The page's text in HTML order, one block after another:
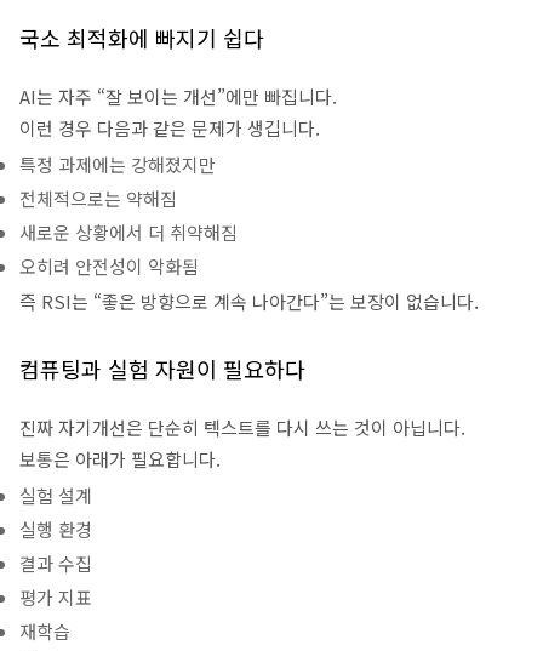
국소 최적화에 빠지기 쉽다
AI는 자주 “잘 보이는 개선”에만 빠집니다.
이런 경우 다음과 같은 문제가 생깁니다.
특정 과제에는 강해졌지만
전체적으로는 약해짐
새로운 상황에서 더 취약해짐
오히려 안전성이 악화됨
즉 RSI는 “좋은 방향으로 계속 나아간다”는 보장이 없습니다.
컴퓨팅과 실험 자원이 필요하다
진짜 자기개선은 단순히 텍스트를 다시 쓰는 것이 아닙니다.
보통은 아래가 필요합니다.
실험 설계
실행 환경
결과 수집
평가 지표
재학습